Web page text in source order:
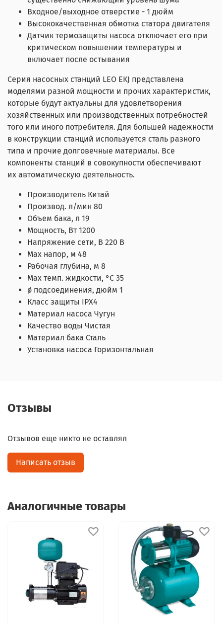
Входное/выходное отверстие - 1 дюйм
Высококачественная обмотка статора двигателя
Датчик термозащиты насоса отключает его при
критическом повышении температуры и
включает после остывания
Серия насосных станций LEO EKJ представлена
моделями разной мощности и прочих характеристик,
которые будут актуальны для удовлетворения
хозяйственных или производственных потребностей
того или иного потребителя. Для большей надежности
в конструкции станций используется сталь разного
типа и прочие долговечные материалы. Все
компоненты станций в совокупности обеспечивают
их автоматическую деятельность.
Производитель Китай
Производ. л/мин 80
Объем бака, л 19
Мощность, Вт1200
Напряжение сети, В 220 В
Max напор, м 48
Рабочая глубина, м 8
Max темп. жидкости, °С 35
ø подсоединения, дюйм 1
Класс защиты IPX4
Материал насоса Чугун
Качество воды Чистая
Материал бака Сталь
Установка насоса Горизонтальная
Отзывы
Отзывов еще никто не оставлял
Написать отзыв
Аналогичные товары